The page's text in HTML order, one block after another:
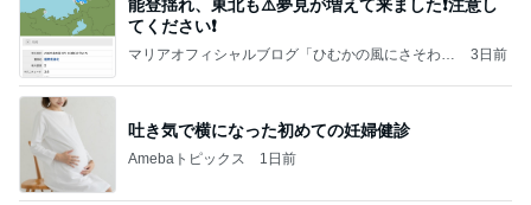
能登揺れ、東北も⚠️夢見が増えて来ました❗️注意し
てください❗️
マリアオフィシャルブログ「ひむかの風にさそわれ
3日前
吐き気で横になった初めての妊婦健診
Amebaトピックス 1日前